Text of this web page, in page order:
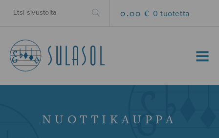
0.00 € 0 tuotetta
MENU
NUOTTIKAUPPA